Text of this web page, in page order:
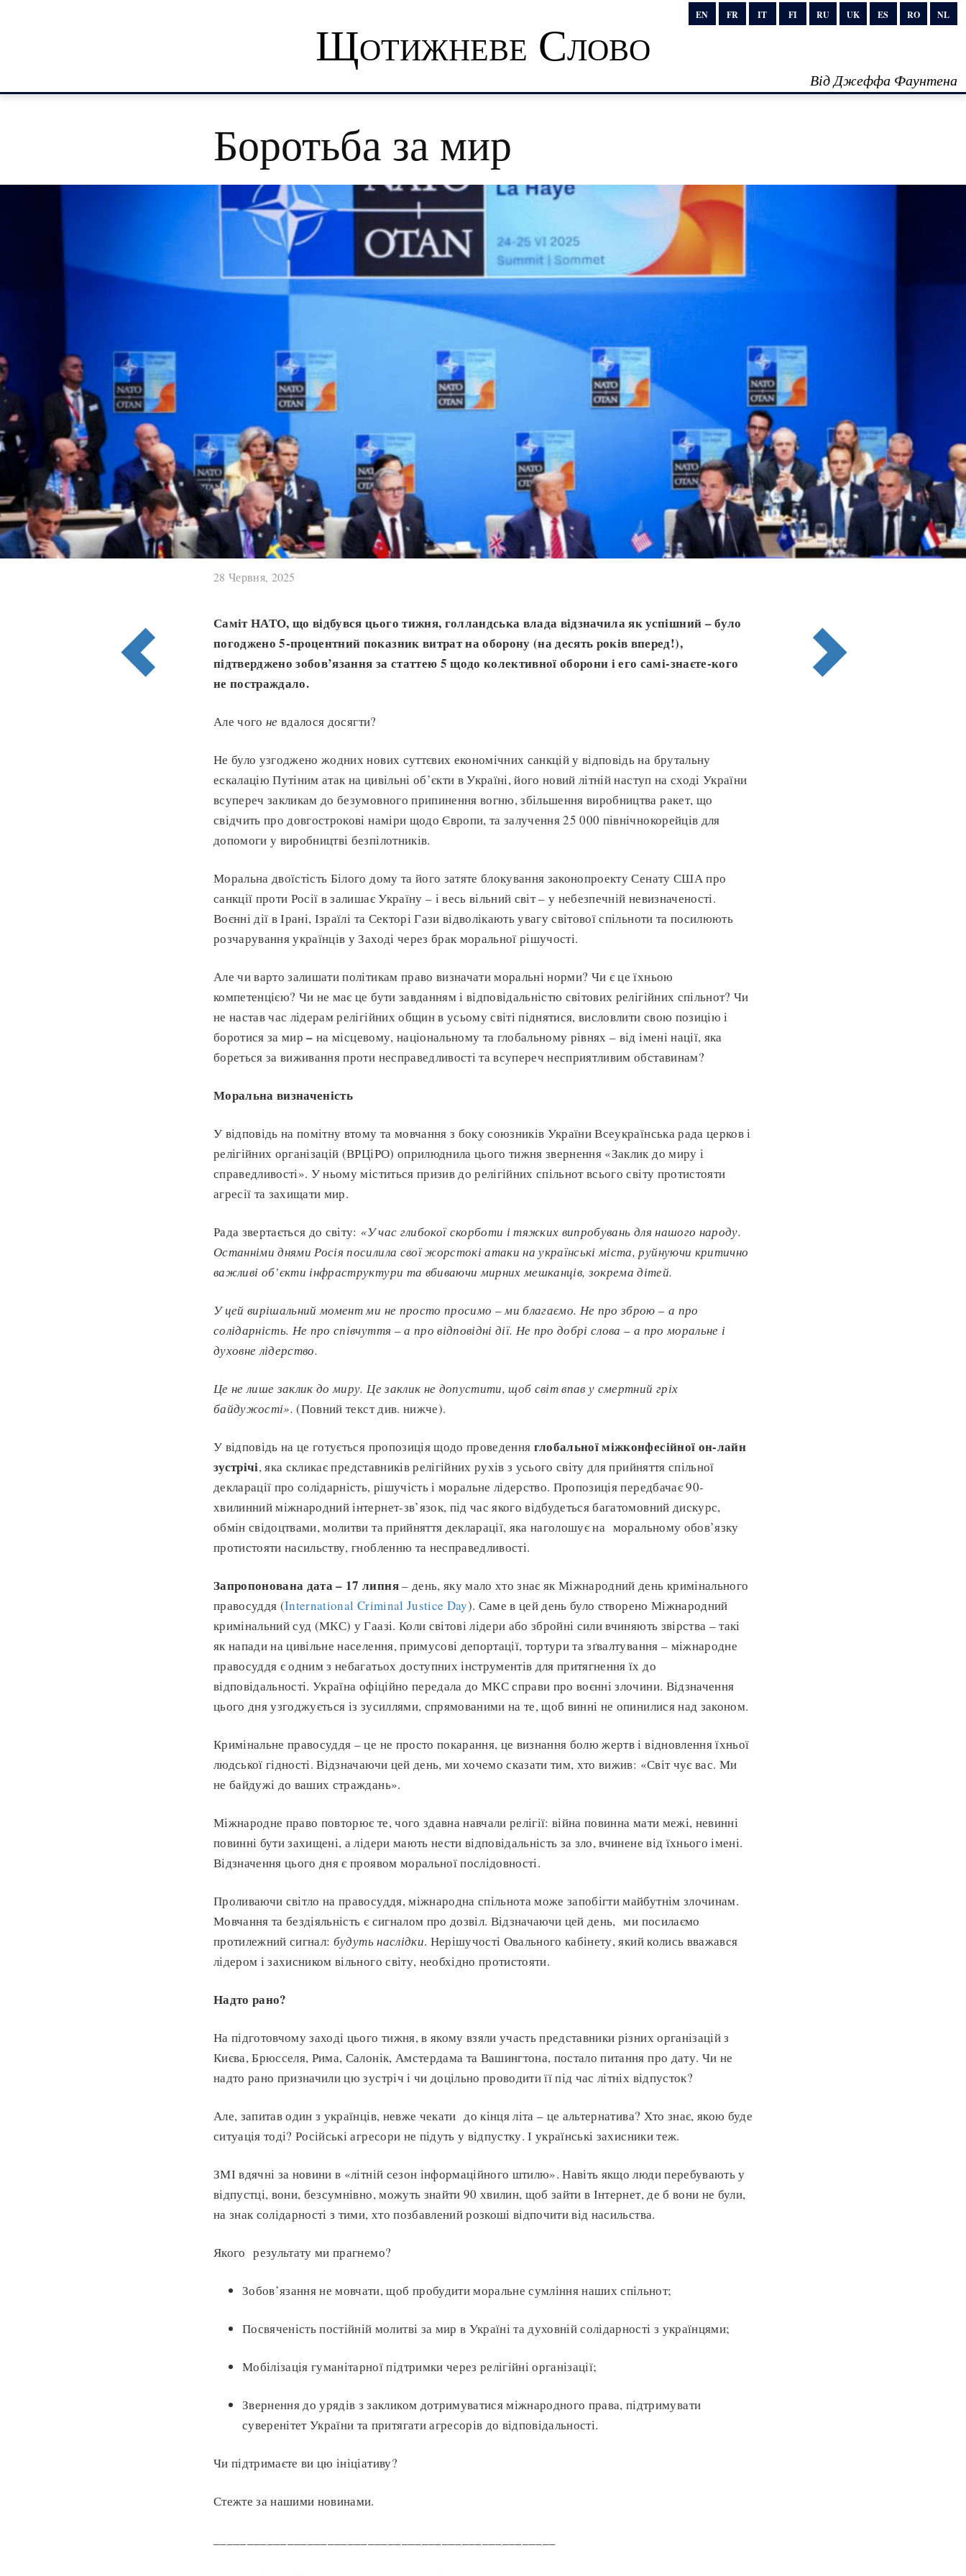
EN FR IT FI RU UK ES RO NL
Щотижневе Слово
Від Джеффа Фаунтена
Боротьба за мир
28 Червня, 2025
Саміт НАТО, що відбувся цього тижня, голландська влада відзначила як успішний –було
погоджено 5-процентний показник витрат на оборону (на десять років вперед!),
підтверджено зобов’язання за статтею 5 щодо колективної оборони і его самі-знаєте-кого
не постраждало.
Але чогоне вдалося досягти?
Не було узгоджено жодних нових суттєвих економічних санкцій у відповідь на брутальну
ескалацію Путіним атак на цивільні об’єкти в Україні, його новий літній наступ на сході України
всупереч закликам до безумовного припинення вогню, збільшення виробництва ракет, що
свідчить про довгострокові наміри щодо Європи, та залучення 25 000 північнокорейців для
допомоги у виробництві безпілотників.
Моральна двоїстість Білого дому та його затяте блокування законопроекту Сенату США про
санкції проти Росії в залишає Україну – і весь вільний світ – у небезпечній невизначеності.
Воєнні дії в Ірані, Ізраїлі та Секторі Гази відволікають увагу світової спільноти та посилюють
розчарування українців у Заході через брак моральної рішучості.
Але чи варто залишати політикам право визначати моральні норми? Чи є це їхньою
компетенцією? Чи не має це бути завданням і відповідальністю світових релігійних спільнот? Чи
не настав час лідерам релігійних общин в усьому світі піднятися, висловлити свою позицію і
боротися за мир – на місцевому, національному та глобальному рівнях – від імені нації, яка
бореться за виживання проти несправедливості та всупереч несприятливим обставинам?
Моральна визначеність
У відповідь на помітну втому та мовчання з боку союзників України Всеукраїнська рада церков і
релігійних організацій (ВРЦіРО) оприлюднила цього тижня звернення «Заклик до миру і
справедливості». У ньому міститься призив до релігійних спільнот всього світу протистояти
агресії та захищати мир.
Рада звертається до світу: «У час глибокої скорботи і тяжких випробувань для нашого народу.
Останніми днями Росія посилила свої жорстокі атаки на українські міста, руйнуючи критично
важливі об’єкти інфраструктури та вбиваючи мирних мешканців, зокрема дітей.
У цей вирішальний момент ми не просто просимо –ми благаємо. Не про зброю– а про
солідарність. Не про співчуття –а про відповідні дії. Не про добрі слова– а про моральне і
духовне лідерство.
Це не лише заклик до миру. Це заклик не допустити, щоб світ впав у смертний гріх
байдужості». (Повний текст див. нижче).
У відповідь на це готується пропозиція щодо проведення глобальної міжконфесійної он-лайн
зустрічі, яка скликає представників релігійних рухів з усього світу для прийняття спільної
декларації про солідарність, рішучість і моральне лідерство. Пропозиція передбачає 90-
хвилинний міжнародний інтернет-зв’язок, під час якого відбудеться багатомовний дискурс,
обмін свідоцтвами, молитви та прийняття декларації, яка наголошує на моральному обов’язку
протистояти насильству, гнобленню та несправедливості.
Запропонована дата – 17 липня– день, яку мало хто знає як Міжнародний день кримінального
правосуддя (International Criminal Justice Day). Саме в цей день було створено Міжнародний
кримінальний суд (МКС) у Гаазі. Коли світові лідери або збройні сили вчиняють звірства – такі
як напади на цивільне населення, примусові депортації, тортури та зґвалтування – міжнародне
правосуддя є одним з небагатьох доступних інструментів для притягнення їх до
відповідальності. Україна офіційно передала до МКС справи про воєнні злочини. Відзначення
цього дня узгоджується із зусиллями, спрямованими на те, щоб винні не опинилися над законом.
Кримінальне правосуддя – це не просто покарання, це визнання болю жертв і відновлення їхньої
людської гідності. Відзначаючи цей день, ми хочемо сказати тим, хто вижив: «Світ чує вас. Ми
не байдужі до ваших страждань».
Міжнародне право повторює те, чого здавна навчали релігії: війна повинна мати межі, невинні
повинні бути захищені, а лідери мають нести відповідальність за зло, вчинене від їхнього імені.
Відзначення цього дня є проявом моральної послідовності.
Проливаючи світло на правосуддя, міжнародна спільнота може запобігти майбутнім злочинам.
Мовчання та бездіяльність є сигналом про дозвіл. Відзначаючи цей день, ми посилаємо
протилежний сигнал: будуть наслідки. Нерішучості Овального кабінету, який колись вважався
лідером і захисником вільного світу, необхідно протистояти.
Надто рано?
На підготовчому заході цього тижня, в якому взяли участь представники різних організацій з
Києва, Брюсселя, Рима, Салонік, Амстердама та Вашингтона, постало питання про дату. Чи не
надто рано призначили цю зустріч і чи доцільно проводити її під час літніх відпусток?
Але, запитав один з українців, невже чекати до кінця літа – це альтернатива? Хто знає, якою буде
ситуація тоді? Російські агресори не підуть у відпустку. І українські захисники теж.
ЗМІ вдячні за новини в «літній сезон інформаційного штилю». Навіть якщо люди перебувають у
відпустці, вони, безсумнівно, можуть знайти 90 хвилин, щоб зайти в Інтернет, де б вони не були,
на знак солідарності з тими, хто позбавлений розкоші відпочити від насильства.
Якого результату ми прагнемо?
Зобов’язання не мовчати, щоб пробудити моральне сумління наших спільнот;
Посвяченість постійній молитві за мир в Україні та духовній солідарності з українцями;
Мобілізація гуманітарної підтримки через релігійні організації;
Звернення до урядів з закликом дотримуватися міжнародного права, підтримувати
суверенітет України та притягати агресорів до відповідальності.
Чи підтримаєте ви цю ініціативу?
Стежте за нашими новинами.